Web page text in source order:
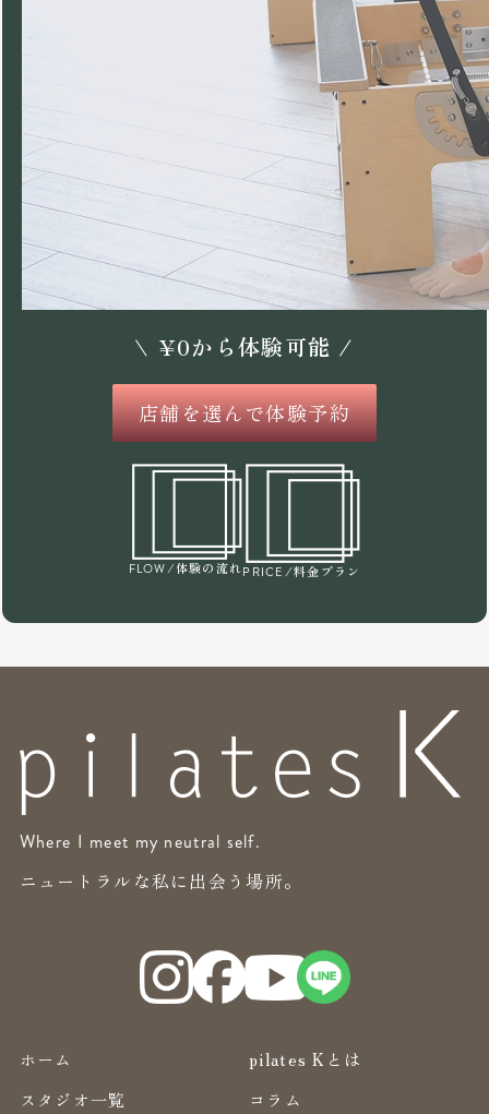
\ ¥0から体験可能 /
店舗を選んで体験予約
FLOW /体験の流れPRICE /料金プラン
Where I meet my neutral self.
ニュートラルな私に出会う場所。
ホーム
pilates Kとは
スタジオ一覧
コラム